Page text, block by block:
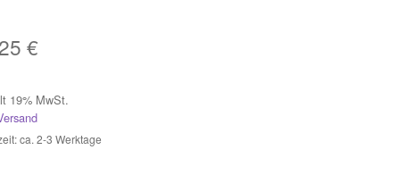
€
19% MwSt.
ca. 2-3 Werktage